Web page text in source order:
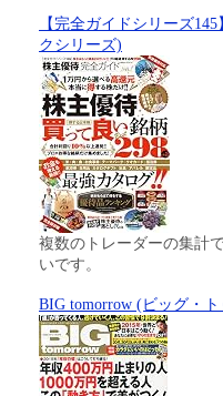
【完全ガイドシリーズ
クシリーズ)
複数のトレーダーの集計
いです。
BIG tomorrow (ビッグ・